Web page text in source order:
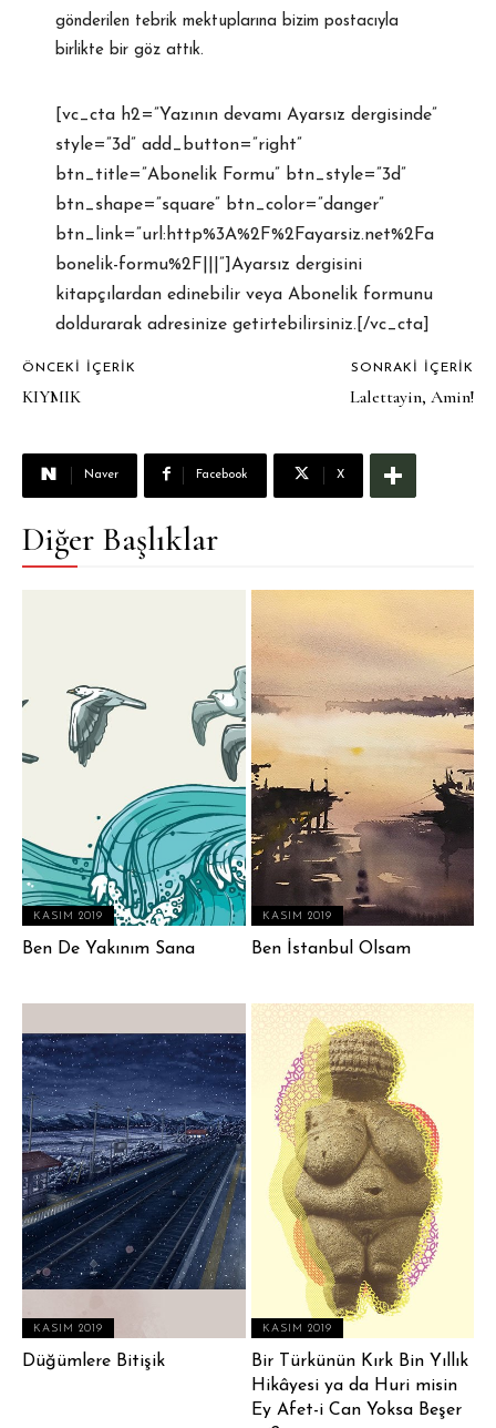
gönderilen tebrik mektuplarına bizim postacıyla
birlikte bir göz attık.
[vc_cta h2=”Yazının devamı Ayarsız dergisinde”
style=”3d” add_button=”right”
btn_title=”Abonelik Formu” btn_style=”3d”
btn_shape=”square” btn_color=”danger”
btn_link=”url:http%3A%2F%2Fayarsiz.net%2Fa
bonelik-formu%2F|||”]Ayarsız dergisini
kitapçılardan edinebilir veya Abonelik formunu
doldurarak adresinize getirtebilirsiniz.[/vc_cta]
ÖNCEKI İÇERIK
KIYMIK
SONRAKI İÇERIK
Lalettayin, Amin!
Naver Facebook X
Diğer Başlıklar
KASIM 2019
Ben De Yakınım Sana
KASIM 2019
Ben İstanbul Olsam
KASIM 2019
Düğümlere Bitişik
KASIM 2019
Bir Türkünün Kırk Bin Yıllık
Hikâyesi ya da Huri misin
Ey Afet-i Can Yoksa Beşer